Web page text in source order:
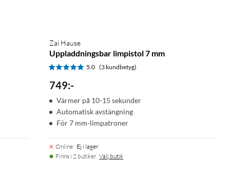
Zai Hause
Uppladdningsbar limpistol 7 mm
5.0 (3 kundbetyg)
749:-
Värmer på 10-15 sekunder
Automatisk avstängning
För 7 mm-limpatroner
Online: Ej i lager
Finns i 2 butiker. Välj butik